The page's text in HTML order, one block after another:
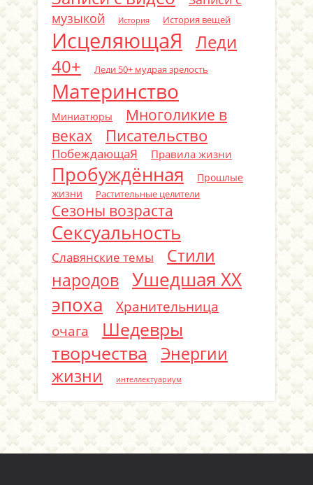
музыкой
История История вещей
ИсцеляющаЯ
Леди
40+
Леди 50+ мудрая зрелость
Материнство
Миниатюры
Многоликие в
веках
Писательство
ПобеждающаЯ Правила жизни
Пробуждённая
Прошлые
жизни
Растительные целители
Сезоны возраста
Сексуальность
Славянские темы
Стили
народов
Ушедшая ХХ
эпоха
Хранительница
очага
Шедевры
творчества
Энергии
жизни
интеллектуариум